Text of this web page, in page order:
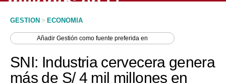
Economía
GESTION > ECONOMIA
AñadirGestión como fuente preferida en
SNI: Industria cervecera genera
más de S/ 4 mil millones en